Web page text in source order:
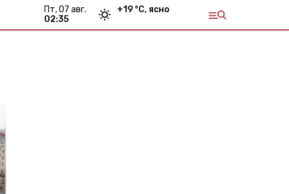
пт, 07 авг.
02:35
+19 °С, ясно